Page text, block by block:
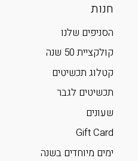
חנות
הסניפים שלנו
קולקציית 50 שנה
קטלוג תכשיטים
תכשיטים לגבר
שעונים
Gift Card
ימים מיוחדים בשנה